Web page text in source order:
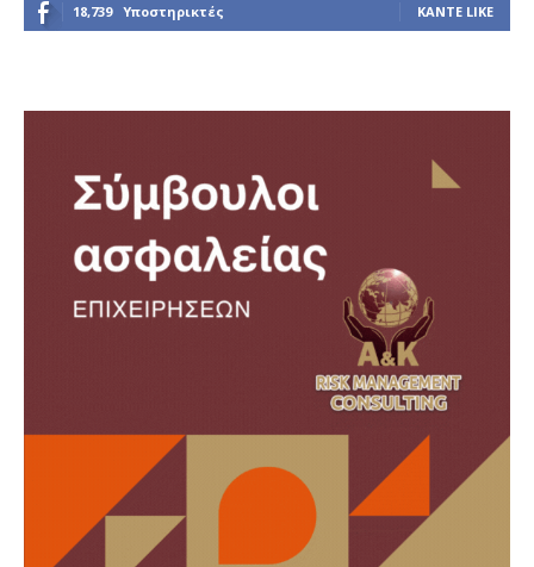
18,739 Υποστηρικτές ΚΆΝΤΕ LIKE